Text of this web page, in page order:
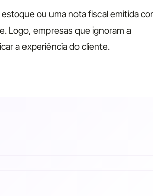
ou uma nota fiscal emitida
Logo, empresas que ignoram a
a experiência do cliente.